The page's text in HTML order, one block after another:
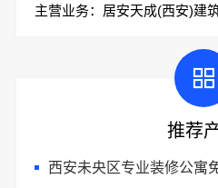
主营业务：居安天成(西安)建
推荐
西安未央区专业装修公寓免费量房-居安